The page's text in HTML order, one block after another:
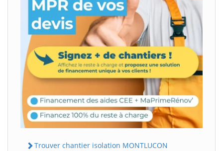
Trouver chantier isolation MONTLUCON